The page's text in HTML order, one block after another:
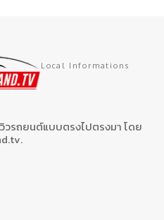
Local Informations
วิวรถยนต์แบบตรงไปตรงมา โดย